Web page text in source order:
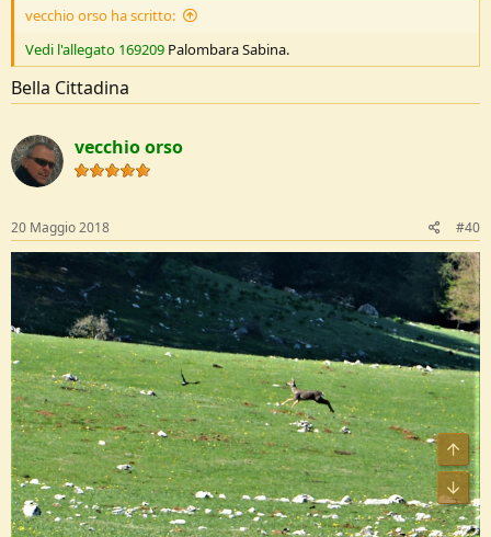
vecchio orso ha scritto:
Vedi l'allegato 169209 Palombara Sabina.
Bella Cittadina
vecchio orso
20 Maggio 2018 #40